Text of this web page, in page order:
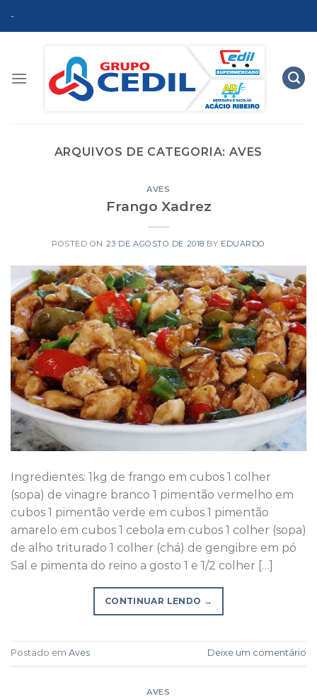
-
ARQUIVOS DE CATEGORIA:AVES
AVES
Frango Xadrez
POSTED ON 23 DE AGOSTO DE 2018 BY EDUARDO
Ingredientes: 1kg de frango em cubos 1 colher
(sopa) de vinagre branco 1 pimentão vermelho em
cubos 1 pimentão verde em cubos 1 pimentão
amarelo em cubos 1 cebola em cubos 1 colher (sopa)
de alho triturado 1 colher (chá) de gengibre em pó
Sal e pimenta do reino a gosto 1 e 1/2 colher […]
CONTINUAR LENDO →
Postado em Aves Deixe um comentário
AVES